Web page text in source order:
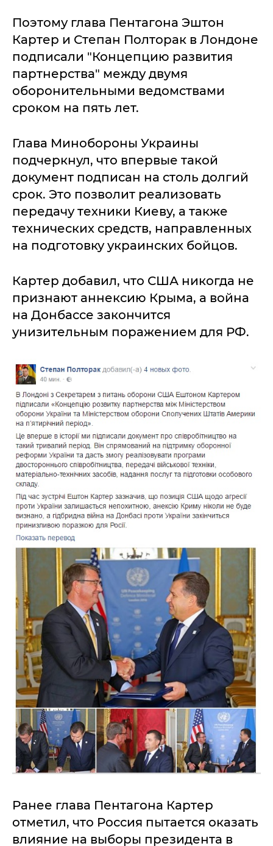
Поэтому глава Пентагона Эштон
Картер и Степан Полторак в Лондоне
подписали "Концепцию развития
партнерства" между двумя
оборонительными ведомствами
сроком на пять лет.
Глава Минобороны Украины
подчеркнул, что впервые такой
документ подписан на столь долгий
срок. Это позволит реализовать
передачу техники Киеву, а также
технических средств, направленных
на подготовку украинских бойцов.
Картер добавил, что США никогда не
признают аннексию Крыма, а война
на Донбассе закончится
унизительным поражением для РФ.
Ранее глава Пентагона Картер
отметил, что Россия пытается оказать
влияние на выборы президента в